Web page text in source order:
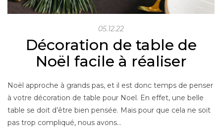
05.12.22
Décoration de table de
Noël facile à réaliser
Noël approche à grands pas, et il est donc temps de penser
à votre décoration de table pour Noel. En effet, une belle
table se doit d’être bien pensée. Mais pour que cela ne soit
pas trop compliqué, nous avons…